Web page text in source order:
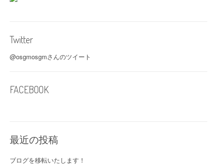
Twitter
@osgmosgmさんのツイート
FACEBOOK
最近の投稿
ブログを移転いたします！